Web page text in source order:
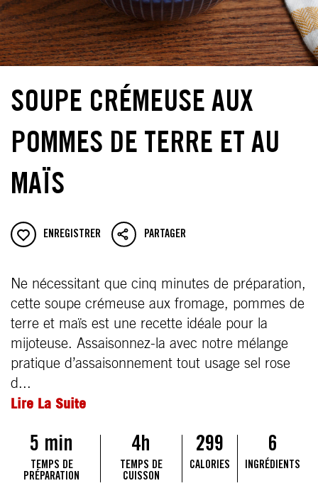
SOUPE CRÉMEUSE AUX
POMMES DE TERRE ET AU
MAÏS
ENREGISTRER PARTAGER
Ne nécessitant que cinq minutes de préparation,
cette soupe crémeuse aux fromage, pommes de
terre et maïs est une recette idéale pour la
mijoteuse. Assaisonnez-la avec notre mélange
pratique d’assaisonnement tout usage sel rose
d...
Lire La Suite
5 min
TEMPS DE
PRÉPARATION
4h
TEMPS DE
CUISSON
299
CALORIES
6
INGRÉDIENTS